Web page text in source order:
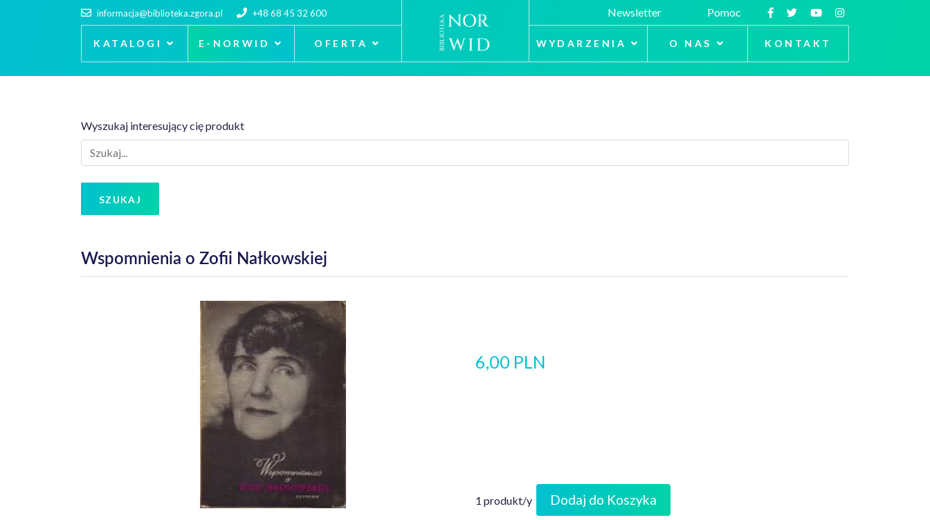
informacja@biblioteka.zgora.pl +48 68 45 32 600
KATALOGI E-NORWID OFERTA
Newsletter Pomoc
WYDARZENIA O NAS KONTAKT
Wyszukaj interesujący cię produkt
SZUKAJ
Wspomnienia o Zofii Nałkowskiej
6,00 PLN
1 produkt/y Dodaj do Koszyka